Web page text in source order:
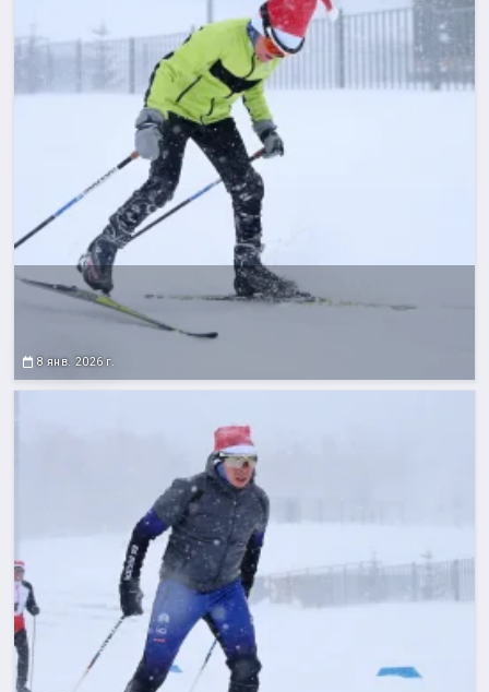
8 янв. 2026 г.